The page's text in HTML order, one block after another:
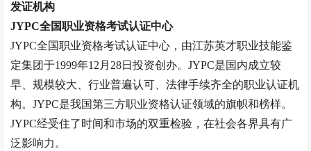
发证机构
JYPC全国职业资格考试认证中心
JYPC全国职业资格考试认证中心，由江苏英才职业技能鉴
定集团于1999年12月28日投资创办。JYPC是国内成立较
早、规模较大、行业普遍认可、法律手续齐全的职业认证机
构。JYPC是我国第三方职业资格认证领域的旗帜和榜样。
JYPC经受住了时间和市场的双重检验，在社会各界具有广
泛影响力。